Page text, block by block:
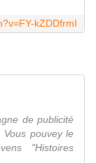
kZDDfrmI
de publicité
pouvey le
"Histoires